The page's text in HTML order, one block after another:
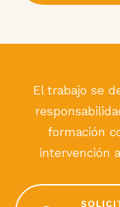
El trabajo se
formación
intervención